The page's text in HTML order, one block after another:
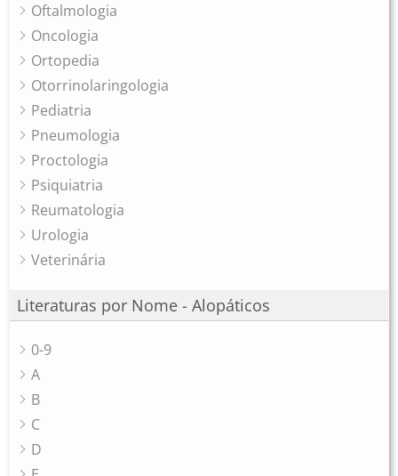
Oftalmologia
Oncologia
Ortopedia
Otorrinolaringologia
Pediatria
Pneumologia
Proctologia
Psiquiatria
Reumatologia
Urologia
Veterinária
Literaturas por Nome - Alopáticos
0-9
A
B
C
D